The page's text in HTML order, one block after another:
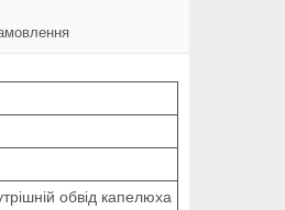
обвід капелюха